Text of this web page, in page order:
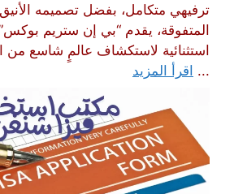
ترفيهي متكامل، بفضل تصميمه الأنيق
المتفوقة، يقدم “بي إن ستريم
استثنائية لاستكشاف عالمٍ شاسع من
... اقرأ المزيد